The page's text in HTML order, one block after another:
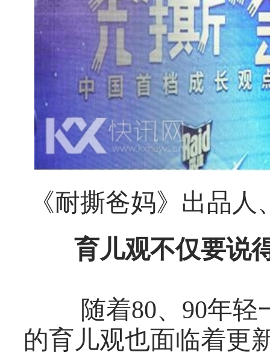
《耐撕爸妈》出品
育儿观不仅要说
随着80、90年轻
的育儿观也面临着更